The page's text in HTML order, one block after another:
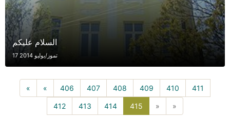
السلام عليكم
17 تموز/يوليو 2014
« « 406 407 408 409 410 411
412 413 414 415415(current)
» »